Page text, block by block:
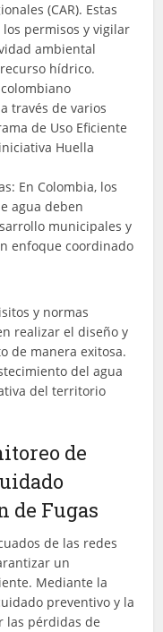
(CAR). Estas
permisos y vigilar
ambiental
hídrico.
través de varios
de Uso Eficiente
Huella
En Colombia, los
agua deben
municipales y
enfoque coordinado
y normas
realizar el diseño y
de manera exitosa.
del agua
del territorio
de
de Fugas
de las redes
un
Mediante la
preventivo y la
las pérdidas de